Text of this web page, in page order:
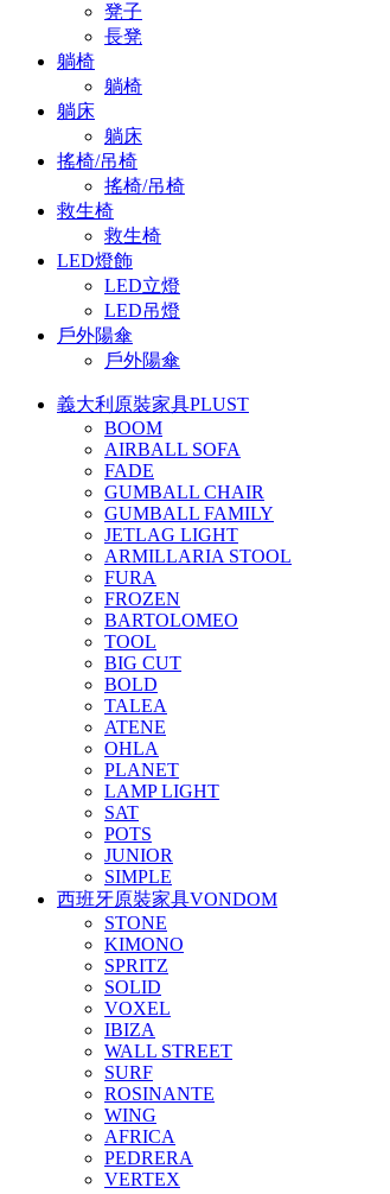
凳子
長凳
躺椅
躺椅
躺床
躺床
搖椅/吊椅
搖椅/吊椅
救生椅
救生椅
LED燈飾
LED立燈
LED吊燈
戶外陽傘
戶外陽傘
義大利原裝家具PLUST
BOOM
AIRBALL SOFA
FADE
GUMBALL CHAIR
GUMBALL FAMILY
JETLAG LIGHT
ARMILLARIA STOOL
FURA
FROZEN
BARTOLOMEO
TOOL
BIG CUT
BOLD
TALEA
ATENE
OHLA
PLANET
LAMP LIGHT
SAT
POTS
JUNIOR
SIMPLE
西班牙原裝家具VONDOM
STONE
KIMONO
SPRITZ
SOLID
VOXEL
IBIZA
WALL STREET
SURF
ROSINANTE
WING
AFRICA
PEDRERA
VERTEX